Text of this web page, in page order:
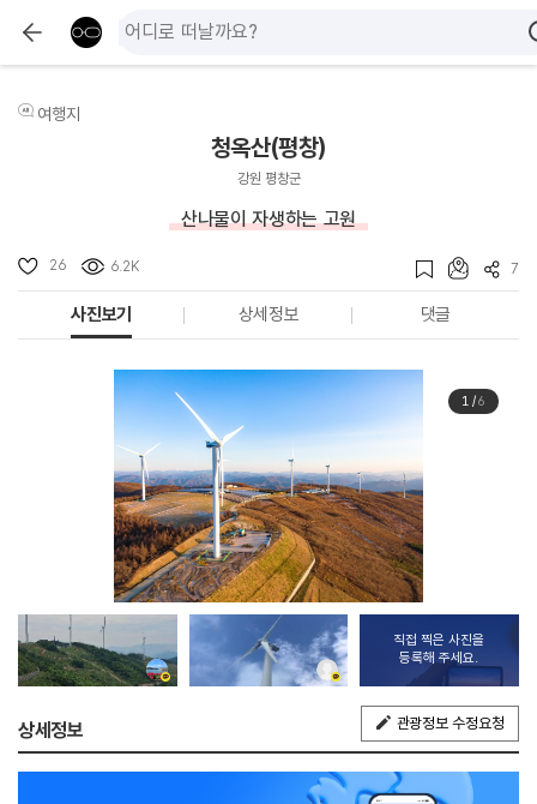
여행지
청옥산(평창)
강원 평창군
산나물이 자생하는 고원
26 6.2K 7
사진보기 상세정보 댓글
1/6
직접 찍은 사진을
등록해 주세요.
상세정보 관광정보 수정요청